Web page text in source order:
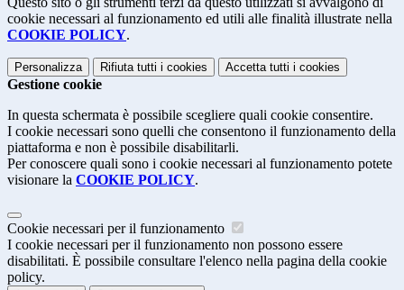
cookie necessari al funzionamento ed utili alle finalità illustrate nella
COOKIE POLICY.
Personalizza Rifiuta tutti i cookies Accetta tutti i cookies
Gestione cookie
In questa schermata è possibile scegliere quali cookie consentire.
I cookie necessari sono quelli che consentono il funzionamento della
piattaforma e non è possibile disabilitarli.
Per conoscere quali sono i cookie necessari al funzionamento potete
visionare la COOKIE POLICY.
Cookie necessari per il funzionamento
I cookie necessari per il funzionamento non possono essere
disabilitati. È possibile consultare l'elenco nella pagina della cookie
policy.